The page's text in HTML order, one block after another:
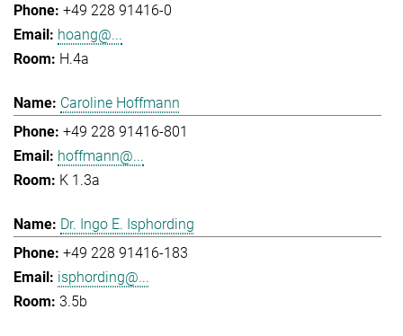
+49 228 91416-0
hoang@...
H.4a
Caroline Hoffmann
+49 228 91416-801
hoffmann@...
K 1.3a
Dr. Ingo E. Isphording
+49 228 91416-183
isphording@...
3.5b